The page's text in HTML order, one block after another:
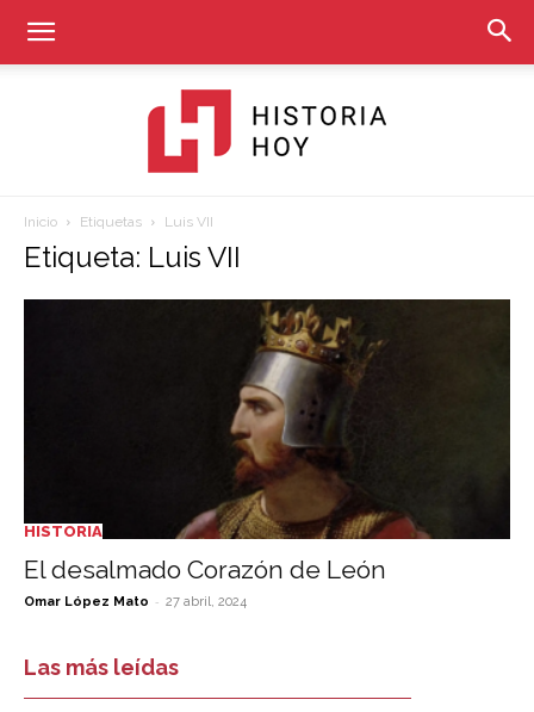
Hoy
Inicio Etiquetas Luis VII
Etiqueta: Luis VII
HISTORIA
El desalmado Corazón de León
Omar López Mato - 27 abril, 2024
Las más leídas